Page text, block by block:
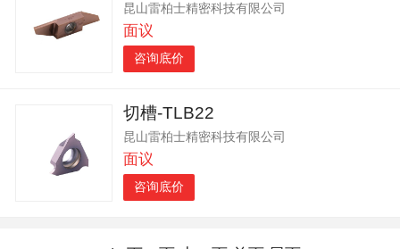
昆山雷柏士精密科技有限公司
面议
咨询底价
切槽-TLB22
昆山雷柏士精密科技有限公司
面议
咨询底价